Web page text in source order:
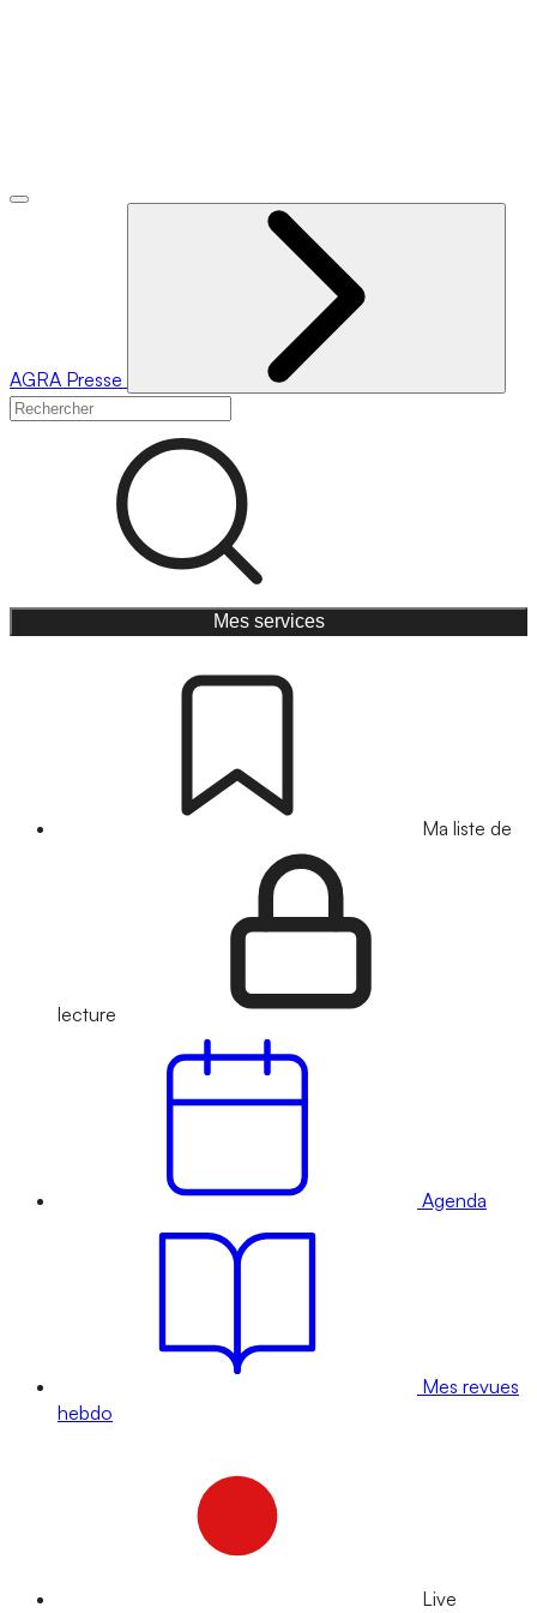
AGRA Presse
Mes services
Ma liste de
lecture
Agenda
Mes revues
hebdo
Live